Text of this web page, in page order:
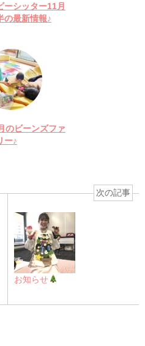
ーシッター11月
の最新情報♪
のビーンズファ
ー♪
次の記事
お知らせ